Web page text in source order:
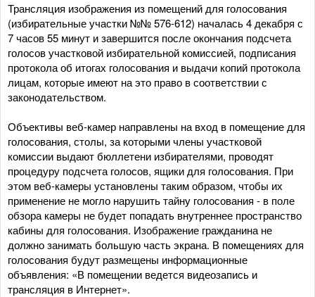
Трансляция изображения из помещений для голосования
(избирательные участки №№ 576-612) началась 4 декабря с
7 часов 55 минут и завершится после окончания подсчета
голосов участковой избирательной комиссией, подписания
протокола об итогах голосования и выдачи копий протокола
лицам, которые имеют на это право в соответствии с
законодательством.
Объективы веб-камер направлены на вход в помещение для
голосования, столы, за которыми члены участковой
комиссии выдают бюллетени избирателями, проводят
процедуру подсчета голосов, ящики для голосования. При
этом веб-камеры установлены таким образом, чтобы их
применение не могло нарушить тайну голосования - в поле
обзора камеры не будет попадать внутреннее пространство
кабины для голосования. Изображение гражданина не
должно занимать большую часть экрана. В помещениях для
голосования будут размещены информационные
объявления: «В помещении ведется видеозапись и
трансляция в Интернет».